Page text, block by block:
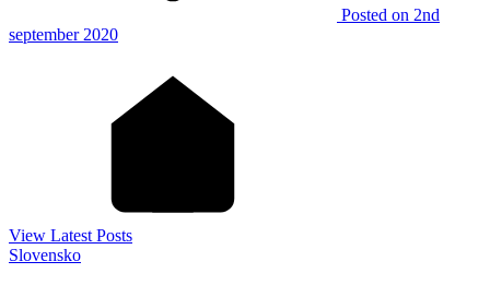
Posted on 2nd
september 2020
View Latest Posts
Slovensko